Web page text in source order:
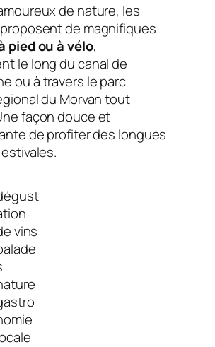
de nature, les
de magnifiques
pied ou à vélo,
le long du canal de
ou à travers le parc
du Morvan tout
façon douce et
de profiter des longues
vins